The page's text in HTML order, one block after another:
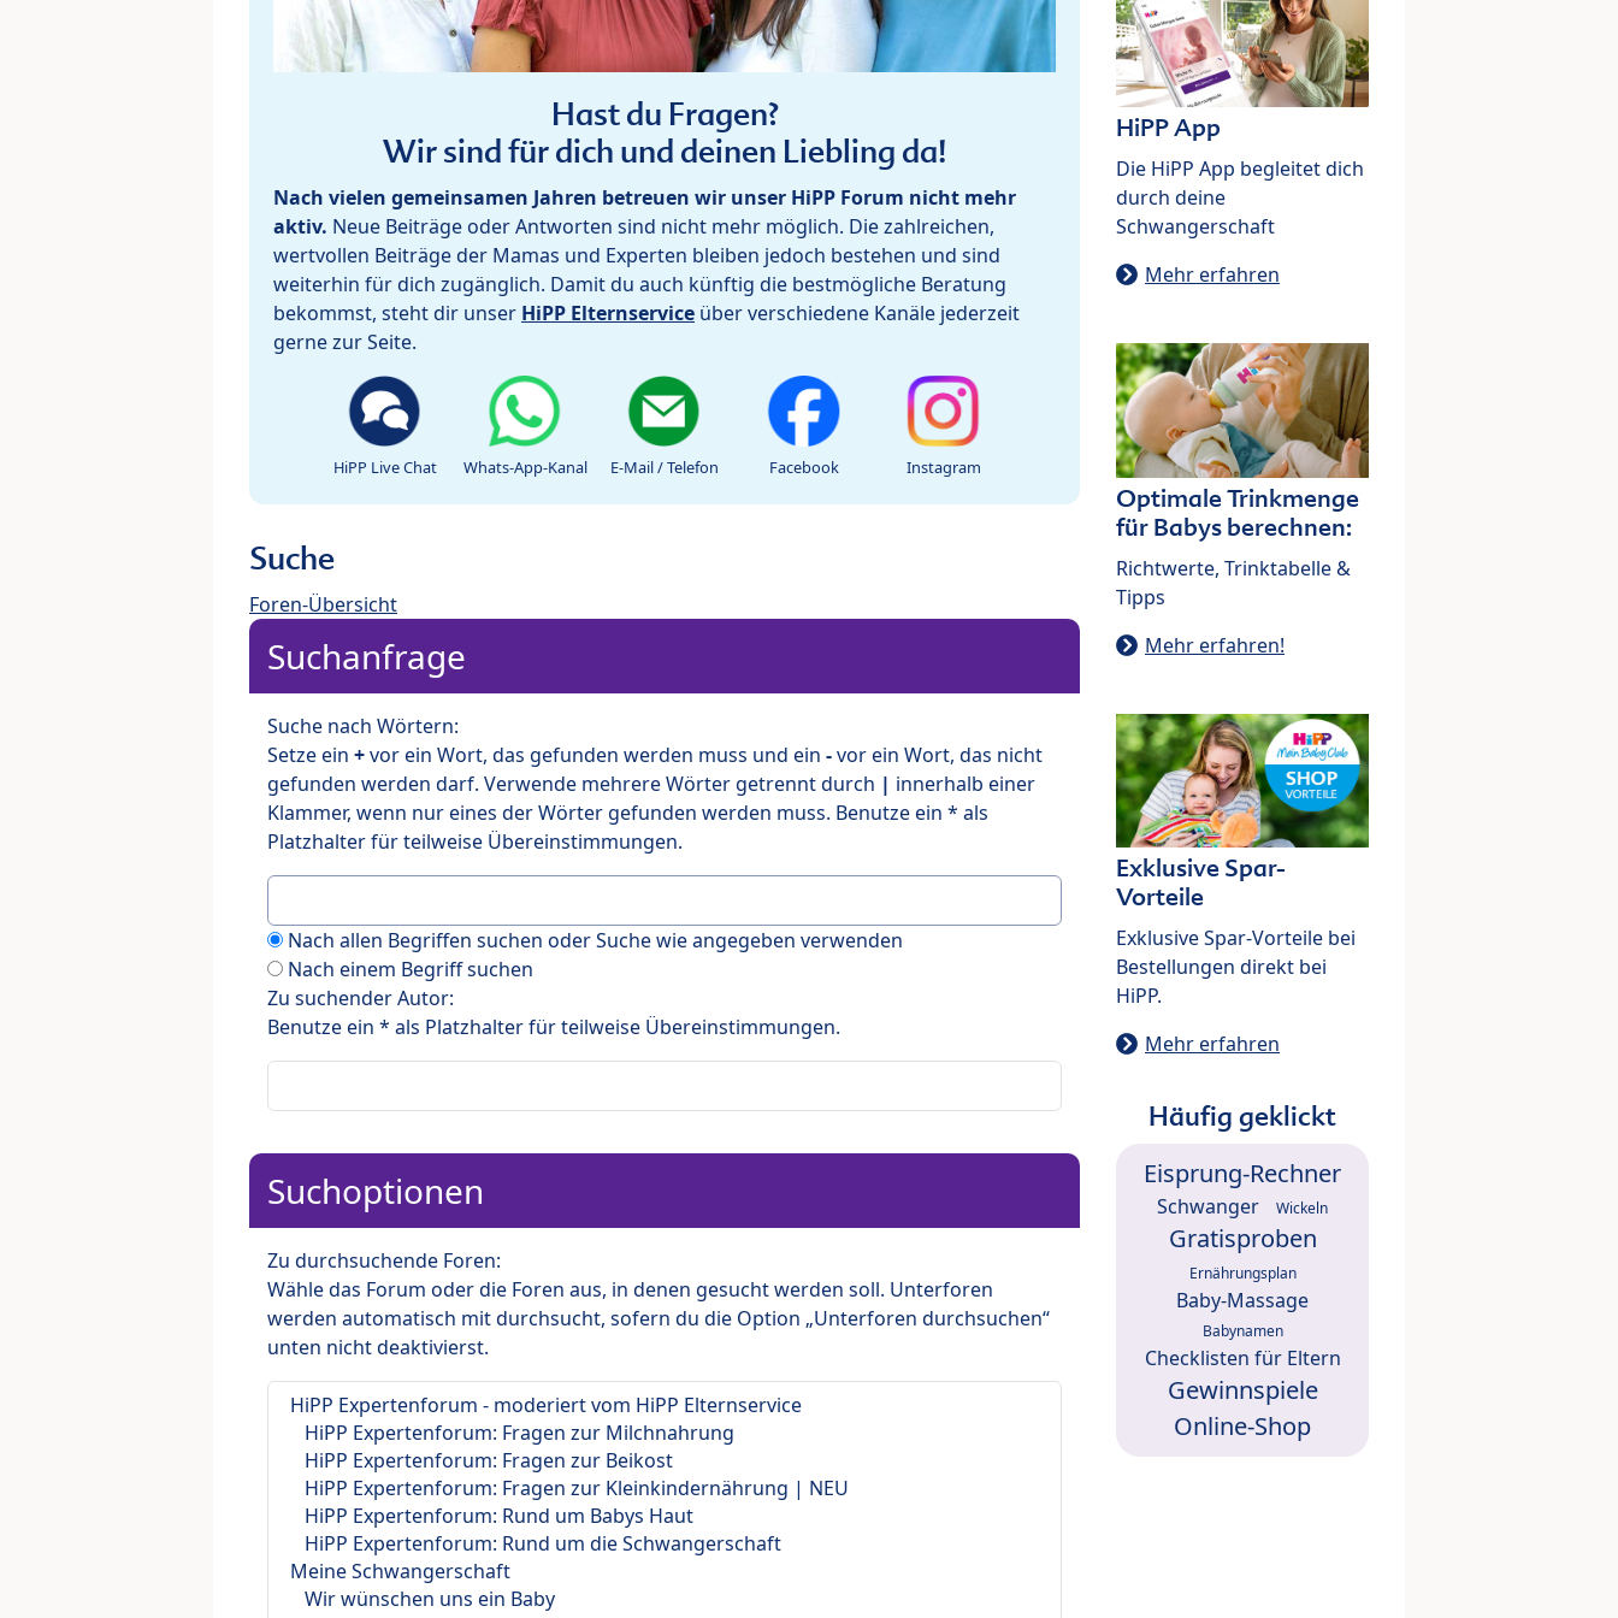
Hast du Fragen?
Wir sind für dich und deinen Liebling da!
Nach vielen gemeinsamen Jahren betreuen wir unser HiPP Forum nicht mehr
aktiv. Neue Beiträge oder Antworten sind nicht mehr möglich. Die zahlreichen,
wertvollen Beiträge der Mamas und Experten bleiben jedoch bestehen und sind
weiterhin für dich zugänglich. Damit du auch künftig die bestmögliche Beratung
bekommst, steht dir unser HiPP Elternservice über verschiedene Kanäle jederzeit
gerne zur Seite.
HiPP Live Chat Whats-App-Kanal E-Mail / Telefon Facebook Instagram
Suche
Foren-Übersicht
Suchanfrage
Suche nach Wörtern:
Setze ein +vor ein Wort, das gefunden werden muss und ein -vor ein Wort, das nicht
gefunden werden darf. Verwende mehrere Wörter getrennt durch | innerhalb einer
Klammer, wenn nur eines der Wörter gefunden werden muss. Benutze ein * als
Platzhalter für teilweise Übereinstimmungen.
Nach allen Begriffen suchen oder Suche wie angegeben verwenden
Nach einem Begriff suchen
Zu suchender Autor:
Benutze ein * als Platzhalter für teilweise Übereinstimmungen.
Suchoptionen
Zu durchsuchende Foren:
Wähle das Forum oder die Foren aus, in denen gesucht werden soll. Unterforen
werden automatisch mit durchsucht, sofern du die Option „Unterforen durchsuchen“
unten nicht deaktivierst.
HiPP App
Die HiPP App begleitet dich
durch deine
Schwangerschaft
Mehr erfahren
Optimale Trinkmenge
für Babys berechnen:
Richtwerte, Trinktabelle &
Tipps
Mehr erfahren!
Exklusive Spar-
Vorteile
Exklusive Spar-Vorteile bei
Bestellungen direkt bei
HiPP.
Mehr erfahren
Häufig geklickt
Eisprung-Rechner
Schwanger Wickeln
Gratisproben
Ernährungsplan
Baby-Massage
Babynamen
Checklisten für Eltern
Gewinnspiele
Online-Shop